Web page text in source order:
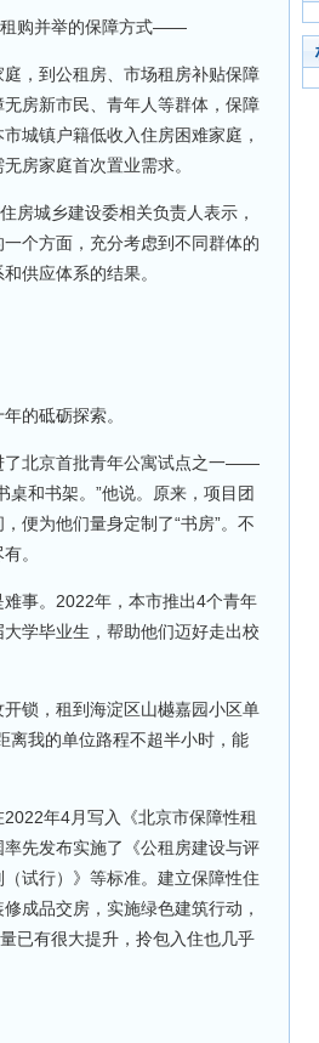
购并举的保障方式——
，到公租房、市场租房补贴保障
房新市民、青年人等群体，保障
城镇户籍低收入住房困难家庭，
房家庭首次置业需求。
城乡建设委相关负责人表示，
个方面，充分考虑到不同群体的
供应体系的结果。
的砥砺探索。
北京首批青年公寓试点之一——
和书架。”他说。原来，项目团
便为他们量身定制了“书房”。不
。
事。2022年，本市推出4个青年
学毕业生，帮助他们迈好走出校
锁，租到海淀区山樾嘉园小区单
离我的单位路程不超半小时，能
年4月写入《北京市保障性租
先发布实施了《公租房建设与评
试行）》等标准。建立保障性住
成品交房，实施绿色建筑行动，
已有很大提升，拎包入住也几乎